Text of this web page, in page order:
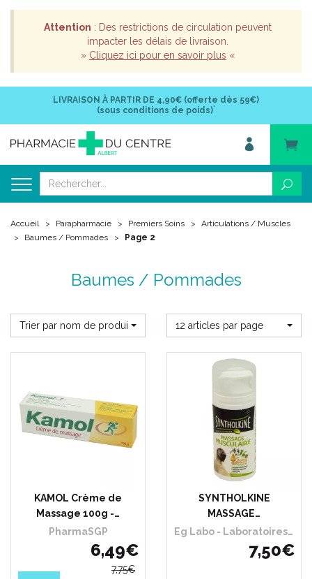
Attention : Des restrictions de circulation peuvent
impacter les délais de livraison.
» Cliquez ici pour en savoir plus «
LIVRAISON À PARTIR DE 4,90€ (offerte dès 59€)
(sous conditions de poids)*
Accueil Parapharmacie Premiers Soins
Articulations / Muscles
Baumes / Pommades
Page 2
Baumes / Pommades
Trier par nom de produit 12 articles par page
KAMOL Crème de
Massage 100g -…
PharmaSGP
6,49€
7,75€
SYNTHOLKINE
MASSAGE…
Eg Labo - Laboratoires Eurogenerics
7,50€